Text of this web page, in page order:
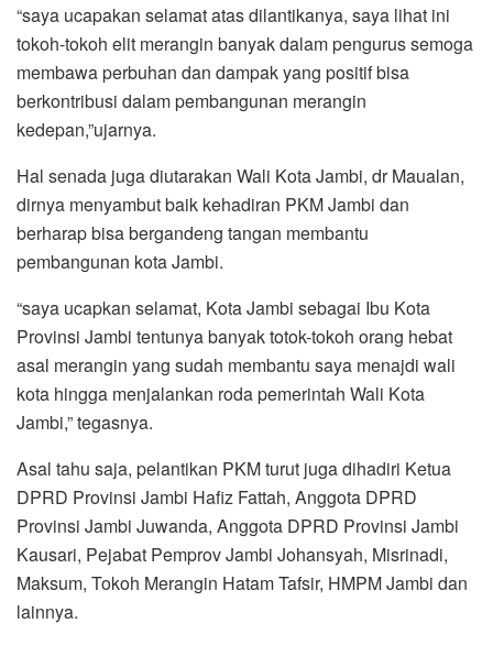
“saya ucapakan selamat atas dilantikanya, saya lihat ini
tokoh-tokoh elit merangin banyak dalam pengurus semoga
membawa perbuhan dan dampak yang positif bisa
berkontribusi dalam pembangunan merangin
kedepan,”ujarnya.
Hal senada juga diutarakan Wali Kota Jambi, dr Maualan,
dirnya menyambut baik kehadiran PKM Jambi dan
berharap bisa bergandeng tangan membantu
pembangunan kota Jambi.
“saya ucapkan selamat, Kota Jambi sebagai Ibu Kota
Provinsi Jambi tentunya banyak totok-tokoh orang hebat
asal merangin yang sudah membantu saya menajdi wali
kota hingga menjalankan roda pemerintah Wali Kota
Jambi,” tegasnya.
Asal tahu saja, pelantikan PKM turut juga dihadiri Ketua
DPRD Provinsi Jambi Hafiz Fattah, Anggota DPRD
Provinsi Jambi Juwanda, Anggota DPRD Provinsi Jambi
Kausari, Pejabat Pemprov Jambi Johansyah, Misrinadi,
Maksum, Tokoh Merangin Hatam Tafsir, HMPM Jambi dan
lainnya.